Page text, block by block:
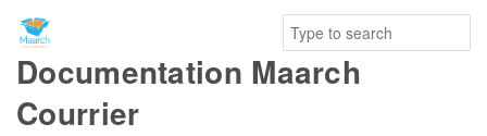
Documentation Maarch
Courrier